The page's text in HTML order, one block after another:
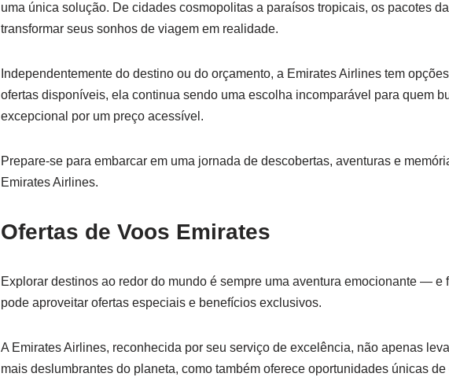
uma única solução. De cidades cosmopolitas a paraísos tropicais, os pacotes
transformar seus sonhos de viagem em realidade.
Independentemente do destino ou do orçamento, a Emirates Airlines tem
ofertas disponíveis, ela continua sendo uma escolha incomparável para quem
excepcional por um preço acessível.
Prepare-se para embarcar em uma jornada de descobertas, aventuras e
Emirates Airlines.
Ofertas de Voos Emirates
Explorar destinos ao redor do mundo é sempre uma aventura emocionante — e
pode aproveitar ofertas especiais e benefícios exclusivos.
A Emirates Airlines, reconhecida por seu serviço de excelência, não apenas
mais deslumbrantes do planeta, como também oferece oportunidades únicas